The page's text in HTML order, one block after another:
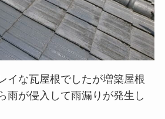
イな瓦屋根でしたが増築屋根
雨が侵入して雨漏りが発生し